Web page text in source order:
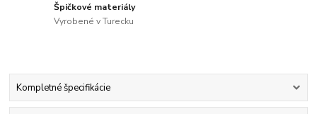
Špičkové materiály
Vyrobené v Turecku
Kompletné špecifikácie